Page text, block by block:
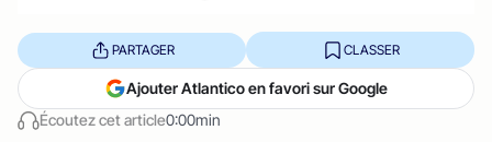
Écoutez cet article0:00min
PARTAGER CLASSER
Ajouter Atlantico en favori sur Google